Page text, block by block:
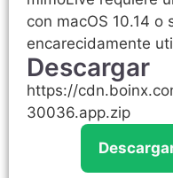
con macOS 10.14 o
encarecidamente
Descargar
https://
30036.app.zip